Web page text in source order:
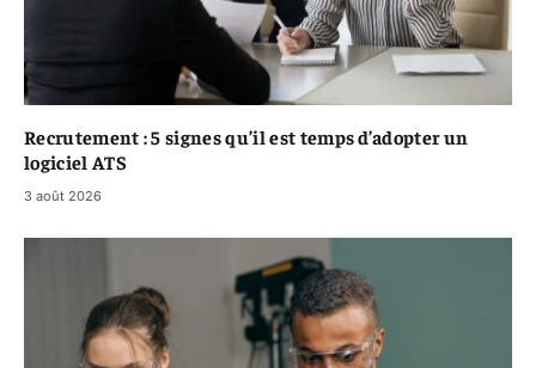
Recrutement : 5 signes qu’il est temps d’adopter un
logiciel ATS
3 août 2026